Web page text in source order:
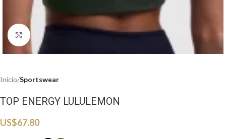
Haga clic para ampliar
Inicio Sportswear
TOP ENERGY LULULEMON
US$67.80